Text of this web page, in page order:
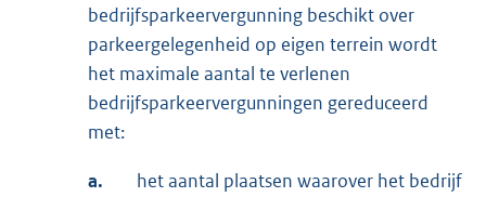
bedrijfsparkeervergunning beschikt over
parkeergelegenheid op eigen terrein wordt
het maximale aantal te verlenen
bedrijfsparkeervergunningen gereduceerd
met:
a.
het aantal plaatsen waarover het bedrijf